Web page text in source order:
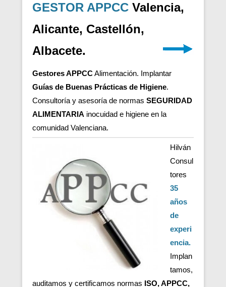
GESTOR APPCC Valencia,
Alicante, Castellón,
Albacete.
Gestores APPCCAlimentación. Implantar
Guías de Buenas Prácticas de Higiene.
Consultoría y asesoría de normas SEGURIDAD
ALIMENTARIA inocuidad e higiene en la
comunidad Valenciana.
Hilván
Consul
tores
35
años
de
experi
encia.
Implan
tamos,
auditamos y certificamos normas ISO, APPCC,